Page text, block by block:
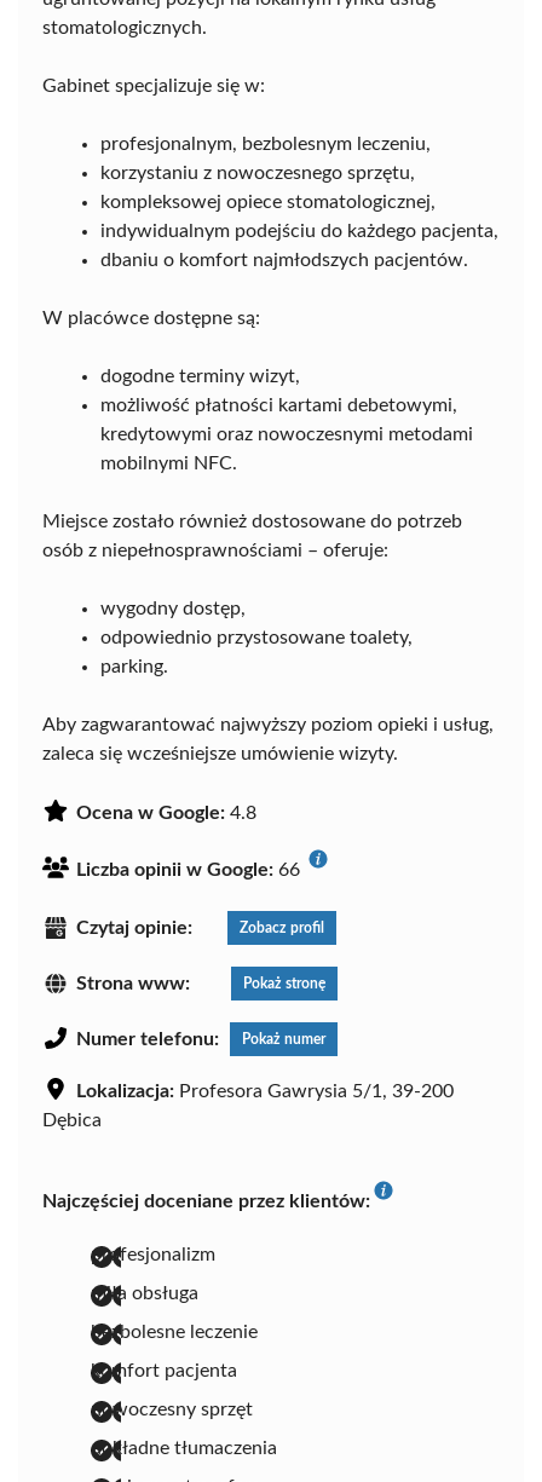
stomatologicznych.
Gabinet specjalizuje się w:
profesjonalnym, bezbolesnym leczeniu,
korzystaniu z nowoczesnego sprzętu,
kompleksowej opiece stomatologicznej,
indywidualnym podejściu do każdego pacjenta,
dbaniu o komfort najmłodszych pacjentów.
W placówce dostępne są:
dogodne terminy wizyt,
możliwość płatności kartami debetowymi,
kredytowymi oraz nowoczesnymi metodami
mobilnymi NFC.
Miejsce zostało również dostosowane do potrzeb
osób z niepełnosprawnościami – oferuje:
wygodny dostęp,
odpowiednio przystosowane toalety,
parking.
Aby zagwarantować najwyższy poziom opieki i usług,
zaleca się wcześniejsze umówienie wizyty.
Ocena w Google: 4.8
Liczba opinii w Google: 66
Czytaj opinie: Zobacz profil
Strona www: Pokaż stronę
Numer telefonu: Pokaż numer
Lokalizacja: Profesora Gawrysia 5/1, 39-200
Dębica
Najczęściej doceniane przez klientów:
profesjonalizm
miła obsługa
bezbolesne leczenie
komfort pacjenta
nowoczesny sprzęt
dokładne tłumaczenia